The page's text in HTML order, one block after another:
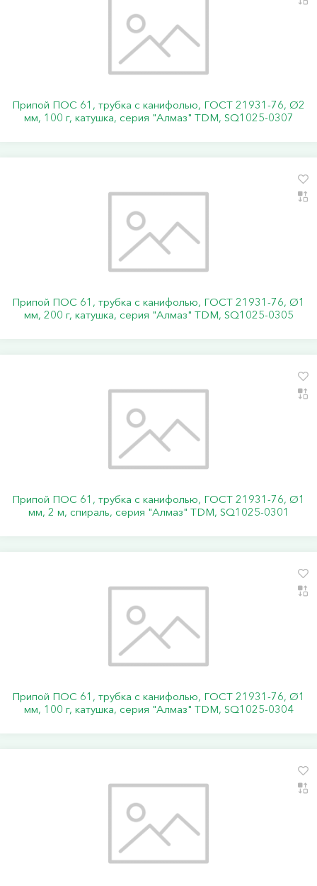
Припой ПОС 61, трубка с канифолью, ГОСТ 21931-76, Ø2
мм, 100 г, катушка, серия "Алмаз" TDM, SQ1025-0307
Припой ПОС 61, трубка с канифолью, ГОСТ 21931-76, Ø1
мм, 200 г, катушка, серия "Алмаз" TDM, SQ1025-0305
Припой ПОС 61, трубка с канифолью, ГОСТ 21931-76, Ø1
мм, 2 м, спираль, серия "Алмаз" TDM, SQ1025-0301
Припой ПОС 61, трубка с канифолью, ГОСТ 21931-76, Ø1
мм, 100 г, катушка, серия "Алмаз" TDM, SQ1025-0304